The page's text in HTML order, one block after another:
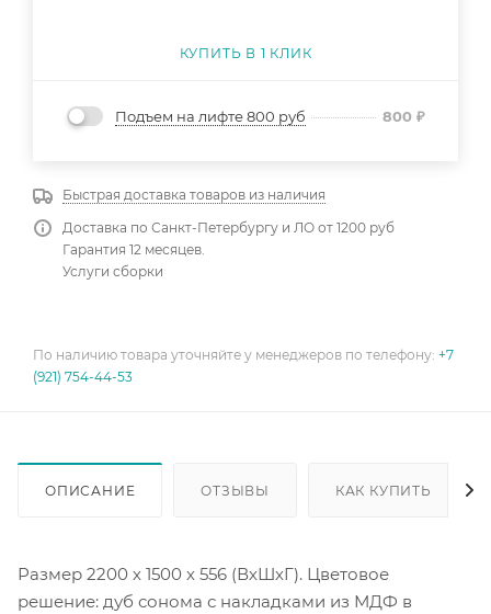
КУПИТЬ В 1 КЛИК
Подъем на лифте 800 руб 800 ₽
Быстрая доставка товаров из наличия
Доставка по Санкт-Петербургу и ЛО от 1200 руб
Гарантия 12 месяцев.
Услуги сборки
По наличию товара уточняйте у менеджеров по телефону: +7
(921) 754-44-53
ОПИСАНИЕ ОТЗЫВЫ КАК КУПИТЬ
Размер 2200 х 1500 х 556 (ВхШхГ). Цветовое
решение: дуб сонома с накладками из МДФ в